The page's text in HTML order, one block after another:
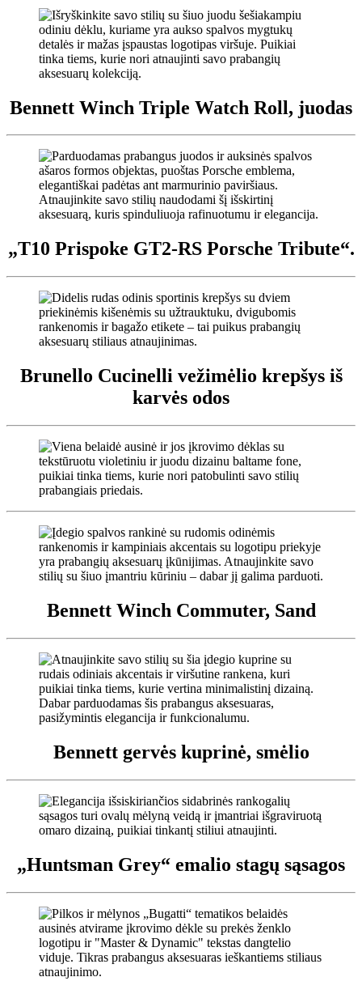
Bennett Winch Triple Watch Roll, juodas
„T10 Prispoke GT2-RS Porsche Tribute“.
Brunello Cucinelli vežimėlio krepšys iš
karvės odos
Bennett Winch Commuter, Sand
Bennett gervės kuprinė, smėlio
„Huntsman Grey“ emalio stagų sąsagos